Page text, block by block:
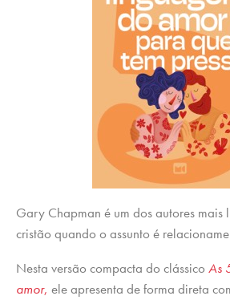
Gary Chapman é um dos autores mais
cristão quando o assunto é
Nesta versão compacta do clássico As
amor, ele apresenta de forma direta